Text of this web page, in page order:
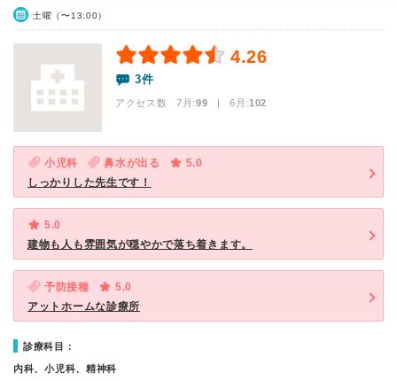
土曜（〜13:00）
4.26
3件
アクセス数 7月:99 | 6月:102
小児科 鼻水が出る
5.0
しっかりした先生です！
5.0
建物も人も雰囲気が穏やかで落ち着きます。
予防接種
5.0
アットホームな診療所
診療科目：
内科、小児科、精神科